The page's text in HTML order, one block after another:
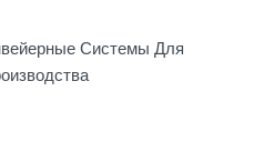
Системы Для